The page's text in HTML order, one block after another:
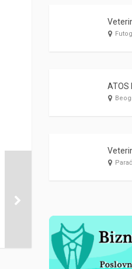
Futog